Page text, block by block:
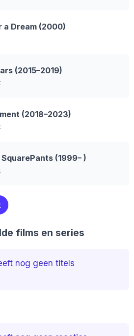
a Dream (2000)
(2015–2019)
(2018–2023)
(1999– )
films en series
nog geen titels